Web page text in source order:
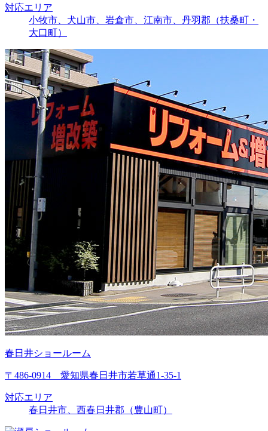
対応エリア
小牧市、犬山市、岩倉市、江南市、丹羽郡（扶桑町・
大口町）
春日井ショールーム
〒486-0914 愛知県春日井市若草通1-35-1
対応エリア
春日井市、西春日井郡（豊山町）